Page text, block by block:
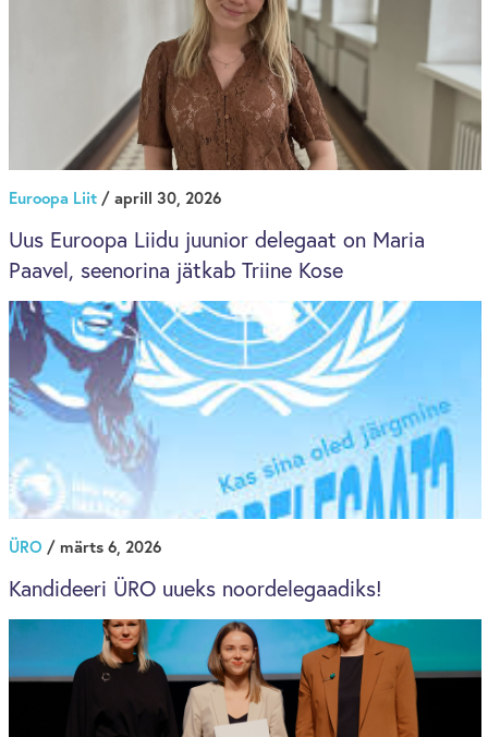
Euroopa Liit/ aprill 30, 2026
Uus Euroopa Liidu juunior delegaat on Maria
Paavel, seenorina jätkab Triine Kose
ÜRO / märts 6, 2026
Kandideeri ÜRO uueks noordelegaadiks!